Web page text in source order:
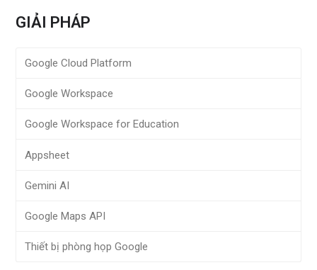
GIẢI PHÁP
Google Cloud Platform
Google Workspace
Google Workspace for Education
Appsheet
Gemini AI
Google Maps API
Thiết bị phòng họp Google